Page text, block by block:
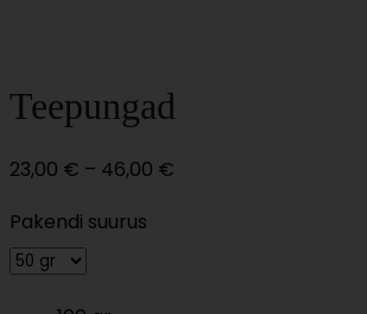
Teepungad
23,00 € – 46,00 €
Pakendi suurus